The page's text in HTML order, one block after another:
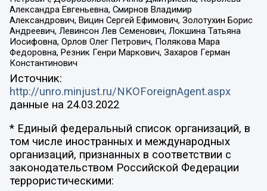
Александра Евгеньевна, Смирнов Владимир
Александрович, Вицин Сергей Ефимович, Золотухин Борис
Андреевич, Левинсон Лев Семенович, Локшина Татьяна
Иосифовна, Орлов Олег Петрович, Полякова Мара
Федоровна, Резник Генри Маркович, Захаров Герман
Константинович
Источник:
http://unro.minjust.ru/NKOForeignAgent.aspx
данные на 24.03.2022
* Единый федеральный список организаций, в
том числе иностранных и международных
организаций, признанных в соответствии с
законодательством Российской Федерации
террористическими: